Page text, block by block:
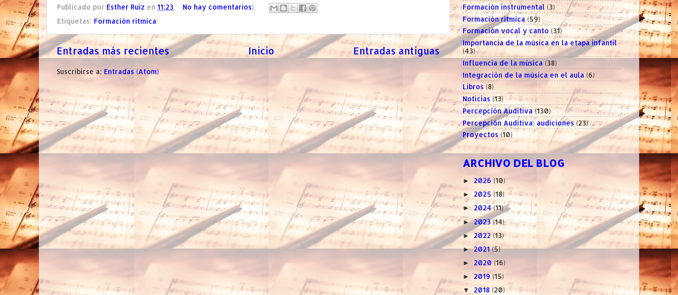
Publicado por Esther Ruiz en 11:23
No hay comentarios:
Etiquetas: Formación rítmica
Entradas más recientes Entradas antiguas
Inicio
Suscribirse a: Entradas (Atom)
Formación instrumental (3)
Formación rítmica (59)
Formación vocal y canto (31)
Importancia de la música en la etapa infantil
(43)
Influencia de la música (38)
Integración de la música en el aula (6)
Libros (8)
Noticias (13)
Percepción Auditiva (130)
Percepción Auditiva: audiciones (23)
Proyectos (10)
ARCHIVO DEL BLOG
► 2026 (10)
► 2025(18)
► 2024(11)
►2023(14)
► 2022 (13)
►2021(5)
► 2020 (16)
► 2019 (15)
▼ 2018 (20)